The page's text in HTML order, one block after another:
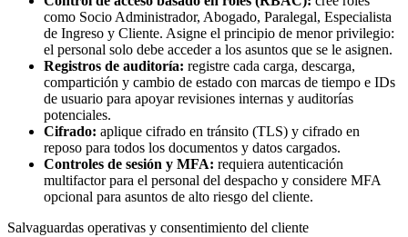
como Socio Administrador, Abogado, Paralegal, Especialista
de Ingreso y Cliente. Asigne el principio de menor privilegio:
el personal solo debe acceder a los asuntos que se le asignen.
Registros de auditoría: registre cada carga, descarga,
compartición y cambio de estado con marcas de tiempo e IDs
de usuario para apoyar revisiones internas y auditorías
potenciales.
Cifrado: aplique cifrado en tránsito (TLS) y cifrado en
reposo para todos los documentos y datos cargados.
Controles de sesión y MFA: requiera autenticación
multifactor para el personal del despacho y considere MFA
opcional para asuntos de alto riesgo del cliente.
Salvaguardas operativas y consentimiento del cliente